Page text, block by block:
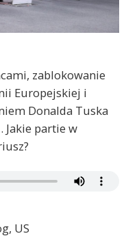
zablokowanie
Europejskiej i
Donalda Tuska
Jakie partie w
US